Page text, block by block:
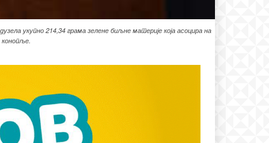
укупно 214,34 грама зелене биљне материје која асоцира на
конопље.